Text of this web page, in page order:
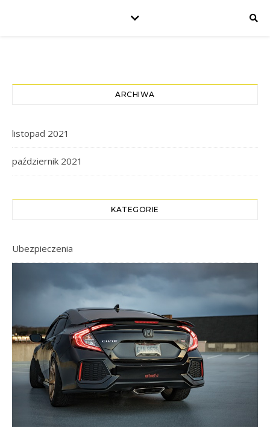
ARCHIWA
listopad 2021
październik 2021
KATEGORIE
Ubezpieczenia